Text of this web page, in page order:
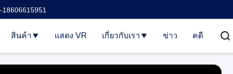
18606615951
สินค้า แสดง VR เกี่ยวกับเรา ข่าว คดี